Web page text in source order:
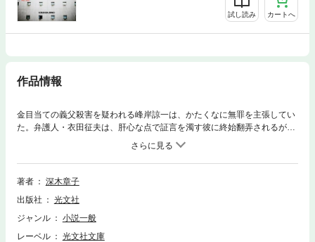
試し読み カートへ
作品情報
金目当ての義父殺害を疑われる峰岸諒一は、かたくなに無罪を主張してい
た。弁護人・衣田征夫は、肝心な点で証言を濁す彼に終始翻弄されるが、
アリバイの証明により無罪が確定し、釈放に。ところが、間もなく峰岸の
死体が発見される！ 冤罪事件に端を発し、めまぐるしく浮上する疑惑の
果てに潜む真実とは!? 予想は即座に裏切られる展開に、驚嘆必至のミス
テリー！
著者
深木章子
出版社
光文社
ジャンル
小説一般
レーベル
光文社文庫